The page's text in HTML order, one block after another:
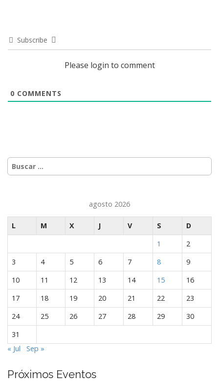
Subscribe
Please login to comment
0 COMMENTS
Buscar:
agosto 2026
L M X J V S
D
1
2
3
4 5 6 7 8
9
10
11 12 13 14 15
16
17
18 19 20 21 22
23
24
25 26 27 28 29
30
31
« Jul
Sep »
Próximos Eventos